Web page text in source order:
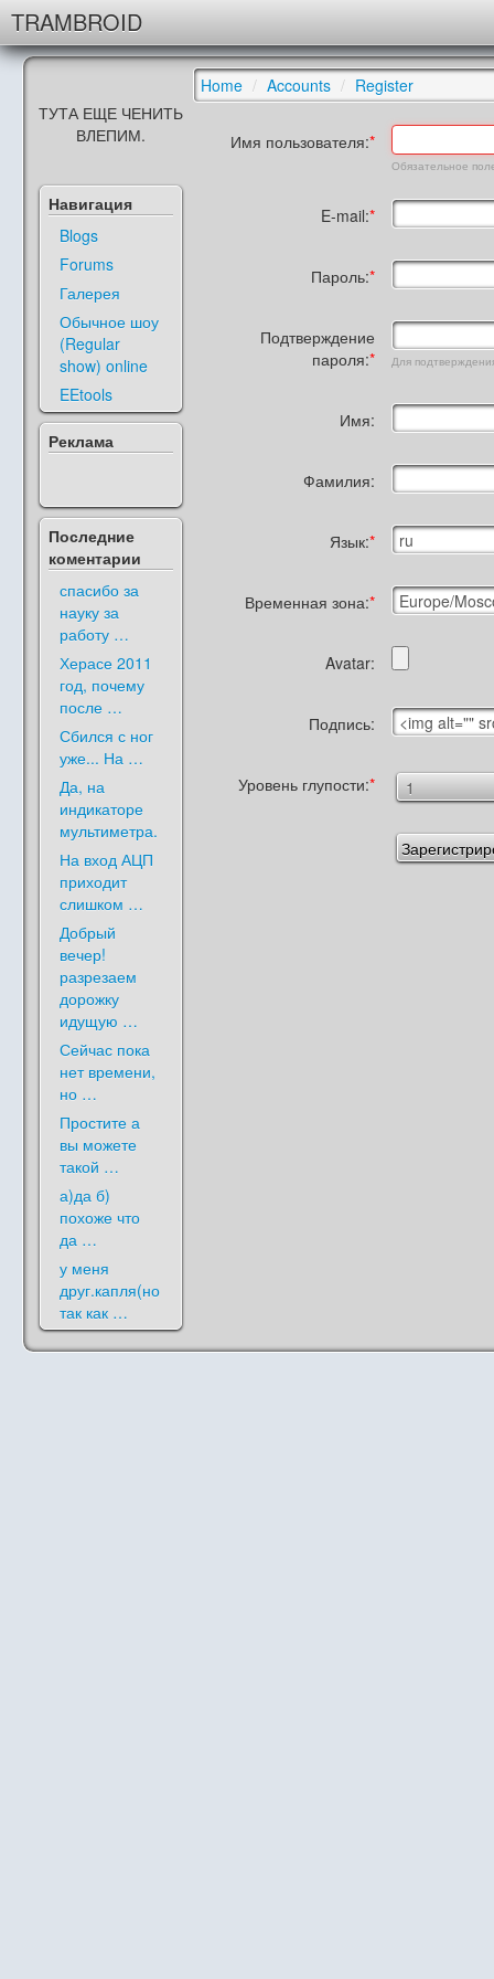
TRAMBROID
ТУТА ЕЩЕ ЧЕНИТЬ
ВЛЕПИМ.
Навигация
Blogs
Forums
Галерея
Обычное шоу
(Regular
show) online
EEtools
Реклама
Последние
коментарии
спасибо за
науку за
работу …
Херасе 2011
год, почему
после …
Сбился с ног
уже... На …
Да, на
индикаторе
мультиметра.
На вход АЦП
приходит
слишком …
Добрый
вечер!
разрезаем
дорожку
идущую …
Сейчас пока
нет времени,
но …
Простите а
вы можете
такой …
а)да б)
похоже что
да …
у меня
друг.капля(но
так как …
Home / Accounts / Register
Имя пользователя:
Обязательное
E-mail:
Пароль:
Подтверждение
пароля:
Для
Имя:
Фамилия:
Язык:
Временная зона:
Avatar:
Подпись:
Уровень глупости: